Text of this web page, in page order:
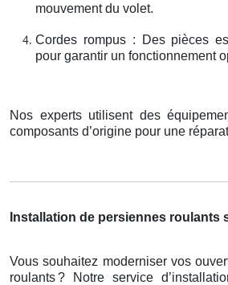
mouvement du volet.
Cordes rompus : Des pièces
pour garantir un fonctionnement
Nos experts utilisent des
composants d’origine pour une
Installation de persiennes roulants
Vous souhaitez moderniser vos
roulants? Notre service d’